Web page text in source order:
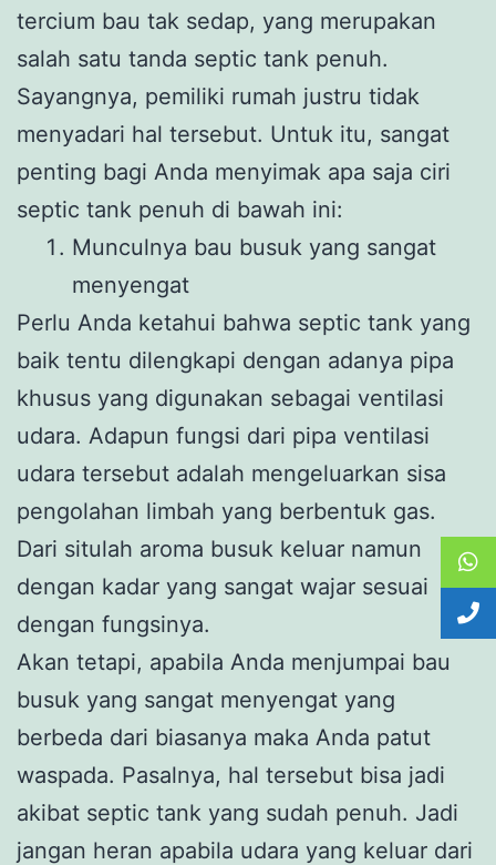
tercium bau tak sedap, yang merupakan
salah satu tanda septic tank penuh.
Sayangnya, pemiliki rumah justru tidak
menyadari hal tersebut. Untuk itu, sangat
penting bagi Anda menyimak apa saja ciri
septic tank penuh di bawah ini:
Munculnya bau busuk yang sangat
menyengat
Perlu Anda ketahui bahwa septic tank yang
baik tentu dilengkapi dengan adanya pipa
khusus yang digunakan sebagai ventilasi
udara. Adapun fungsi dari pipa ventilasi
udara tersebut adalah mengeluarkan sisa
pengolahan limbah yang berbentuk gas.
Dari situlah aroma busuk keluar namun
dengan kadar yang sangat wajar sesuai
dengan fungsinya.
Akan tetapi, apabila Anda menjumpai bau
busuk yang sangat menyengat yang
berbeda dari biasanya maka Anda patut
waspada. Pasalnya, hal tersebut bisa jadi
akibat septic tank yang sudah penuh. Jadi
jangan heran apabila udara yang keluar dari